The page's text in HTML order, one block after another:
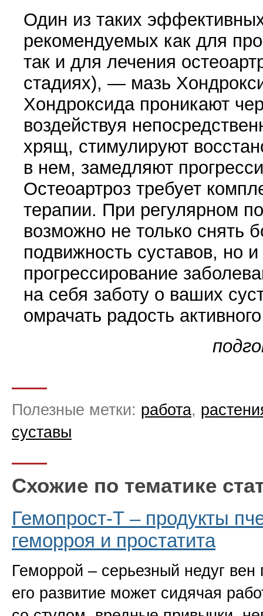
Один из таких
рекомендуемых как для
так и для лечения
стадиях), — мазь
Хондроксида проникают
воздействуя
хрящ, стимулируют
в нем, замедляют
Остеоартроз требует
терапии. При регулярном
возможно не только снять
подвижность суставов, но
прогрессирование
на себя заботу о ваших
омрачать радость
Полезные метки: работа,
суставы
Схожие по тематике
Гемопрост-Т – продукты
геморроя и простатита
Геморрой – серьезный недуг
его развитие может сидячая